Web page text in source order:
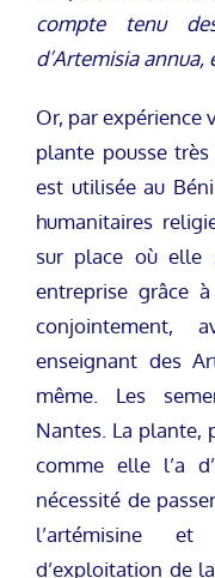
compte tenu
d’Artemisia
Or, par expérience
plante pousse
est utilisée au
humanitaires
sur place où elle
entreprise grâce
conjointement,
enseignant des
même. Les
Nantes. La plante,
comme elle l’a
nécessité de
l’artémisine
d’exploitation de